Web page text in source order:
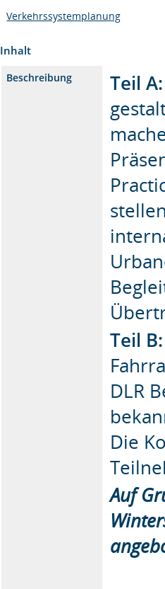
Verkehrssystemplanung
Inhalt
Beschreibung
Teil
Teil
DLR
Die
Auf